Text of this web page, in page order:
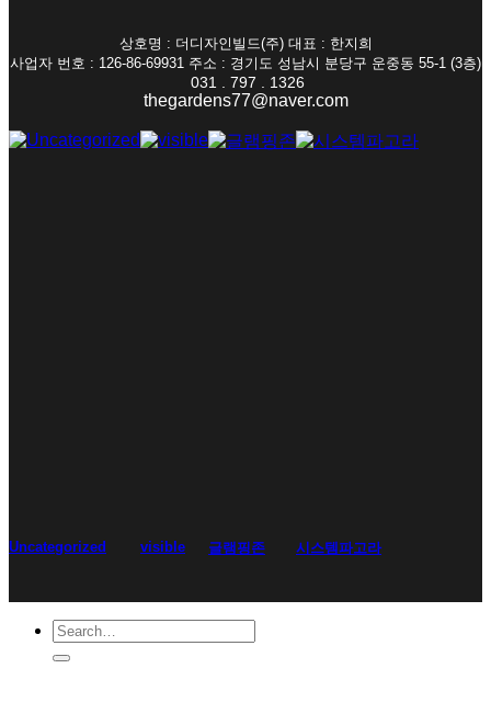
상호명 : 더디자인빌드(주) 대표 : 한지희
사업자 번호 : 126-86-69931 주소 : 경기도 성남시 분당구 운중동 55-1 (3층)
031 . 797 . 1326
thegardens77@naver.com
Uncategorized visible 글램핑존 시스템파고라
Search
for: